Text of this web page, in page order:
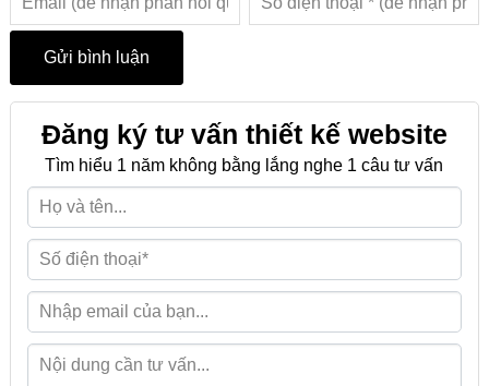
Đăng ký tư vấn thiết kế website
Tìm hiểu 1 năm không bằng lắng nghe 1 câu tư vấn